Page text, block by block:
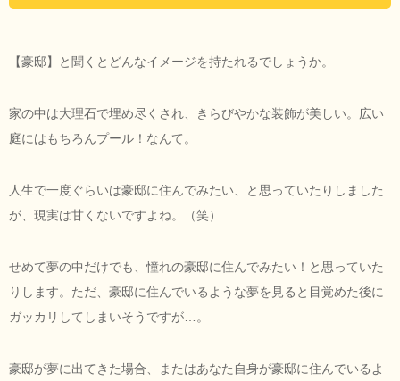
【豪邸】と聞くとどんなイメージを持たれるでしょうか。
家の中は大理石で埋め尽くされ、きらびやかな装飾が美しい。広い
庭にはもちろんプール！なんて。
人生で一度ぐらいは豪邸に住んでみたい、と思っていたりしました
が、現実は甘くないですよね。（笑）
せめて夢の中だけでも、憧れの豪邸に住んでみたい！と思っていた
りします。ただ、豪邸に住んでいるような夢を見ると目覚めた後に
ガッカリしてしまいそうですが…。
豪邸が夢に出てきた場合、またはあなた自身が豪邸に住んでいるよ